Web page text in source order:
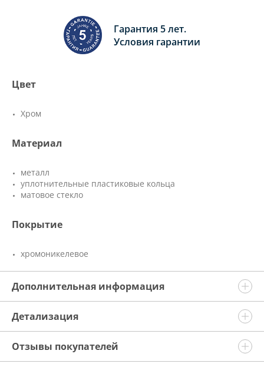
Гарантия 5 лет.
Условия гарантии
Цвет
Хром
Материал
металл
уплотнительные пластиковые кольца
матовое стекло
Покрытие
хромоникелевое
Дополнительная информация
Детализация
Отзывы покупателей